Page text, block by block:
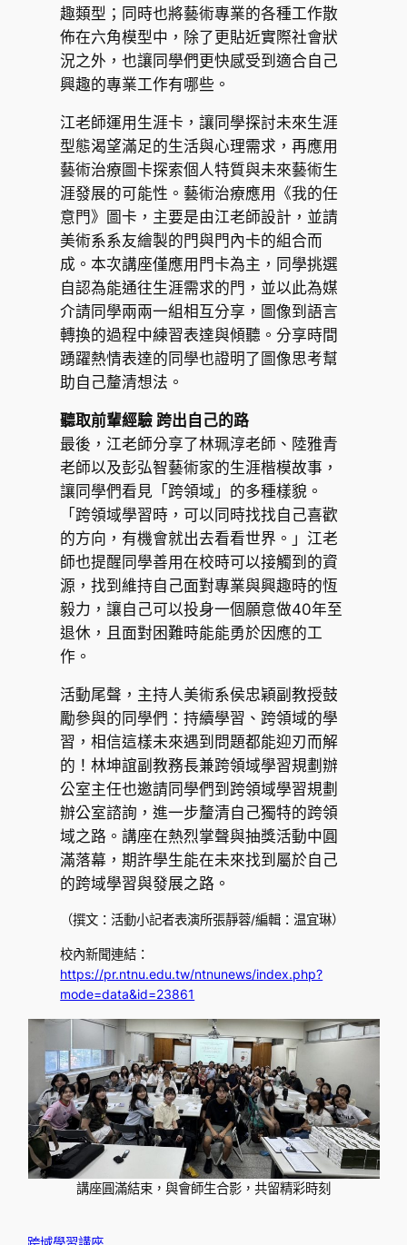
趣類型；同時也將藝術專業的各種工作散
佈在六角模型中，除了更貼近實際社會狀
況之外，也讓同學們更快感受到適合自己
興趣的專業工作有哪些。
江老師運用生涯卡，讓同學探討未來生涯
型態渴望滿足的生活與心理需求，再應用
藝術治療圖卡探索個人特質與未來藝術生
涯發展的可能性。藝術治療應用《我的任
意門》圖卡，主要是由江老師設計，並請
美術系系友繪製的門與門內卡的組合而
成。本次講座僅應用門卡為主，同學挑選
自認為能通往生涯需求的門，並以此為媒
介請同學兩兩一組相互分享，圖像到語言
轉換的過程中練習表達與傾聽。分享時間
踴躍熱情表達的同學也證明了圖像思考幫
助自己釐清想法。
聽取前輩經驗 跨出自己的路
最後，江老師分享了林珮淳老師、陸雅青
老師以及彭弘智藝術家的生涯楷模故事，
讓同學們看見「跨領域」的多種樣貌。
「跨領域學習時，可以同時找找自己喜歡
的方向，有機會就出去看看世界。」江老
師也提醒同學善用在校時可以接觸到的資
源，找到維持自己面對專業與興趣時的恆
毅力，讓自己可以投身一個願意做40年至
退休，且面對困難時能能勇於因應的工
作。
活動尾聲，主持人美術系侯忠穎副教授鼓
勵參與的同學們：持續學習、跨領域的學
習，相信這樣未來遇到問題都能迎刃而解
的！林坤誼副教務長兼跨領域學習規劃辦
公室主任也邀請同學們到跨領域學習規劃
辦公室諮詢，進一步釐清自己獨特的跨領
域之路。講座在熱烈掌聲與抽獎活動中圓
滿落幕，期許學生能在未來找到屬於自己
的跨域學習與發展之路。
（撰文：活動小記者表演所張靜蓉/編輯：温宜琳）
校內新聞連結：
https://pr.ntnu.edu.tw/ntnunews/index.php?
mode=data&id=23861
講座圓滿結束，與會師生合影，共留精彩時刻